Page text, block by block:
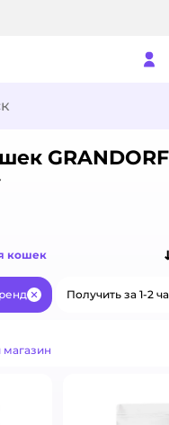
GRANDORF
кошек
ЗакрытьПолучить за 1-2